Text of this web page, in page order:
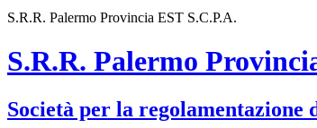
S.R.R. Palermo Provincia EST S.C.P.A.
S.R.R. Palermo
Società per la